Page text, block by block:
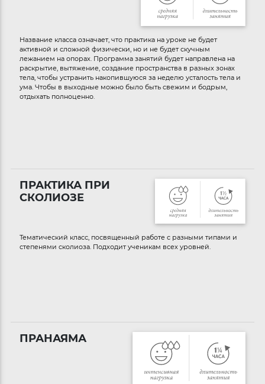
Название класса означает, что практика на уроке не будет
активной и сложной физически, но и не будет скучным
лежанием на опорах. Программа занятий будет направлена на
раскрытие, вытяжение, создание пространства в разных зонах
тела, чтобы устранить накопившуюся за неделю усталость тела и
ума. Чтобы в выходные можно было быть свежим и бодрым,
отдыхать полноценно.
ПРАКТИКА ПРИ
СКОЛИОЗЕ
Тематический класс, посвященный работе с разными типами и
степенями сколиоза. Подходит ученикам всех уровней.
ПРАНАЯМА